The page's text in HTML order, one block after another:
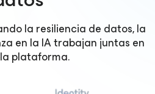
la resiliencia de datos, la
en la IA trabajan juntas en
plataforma.